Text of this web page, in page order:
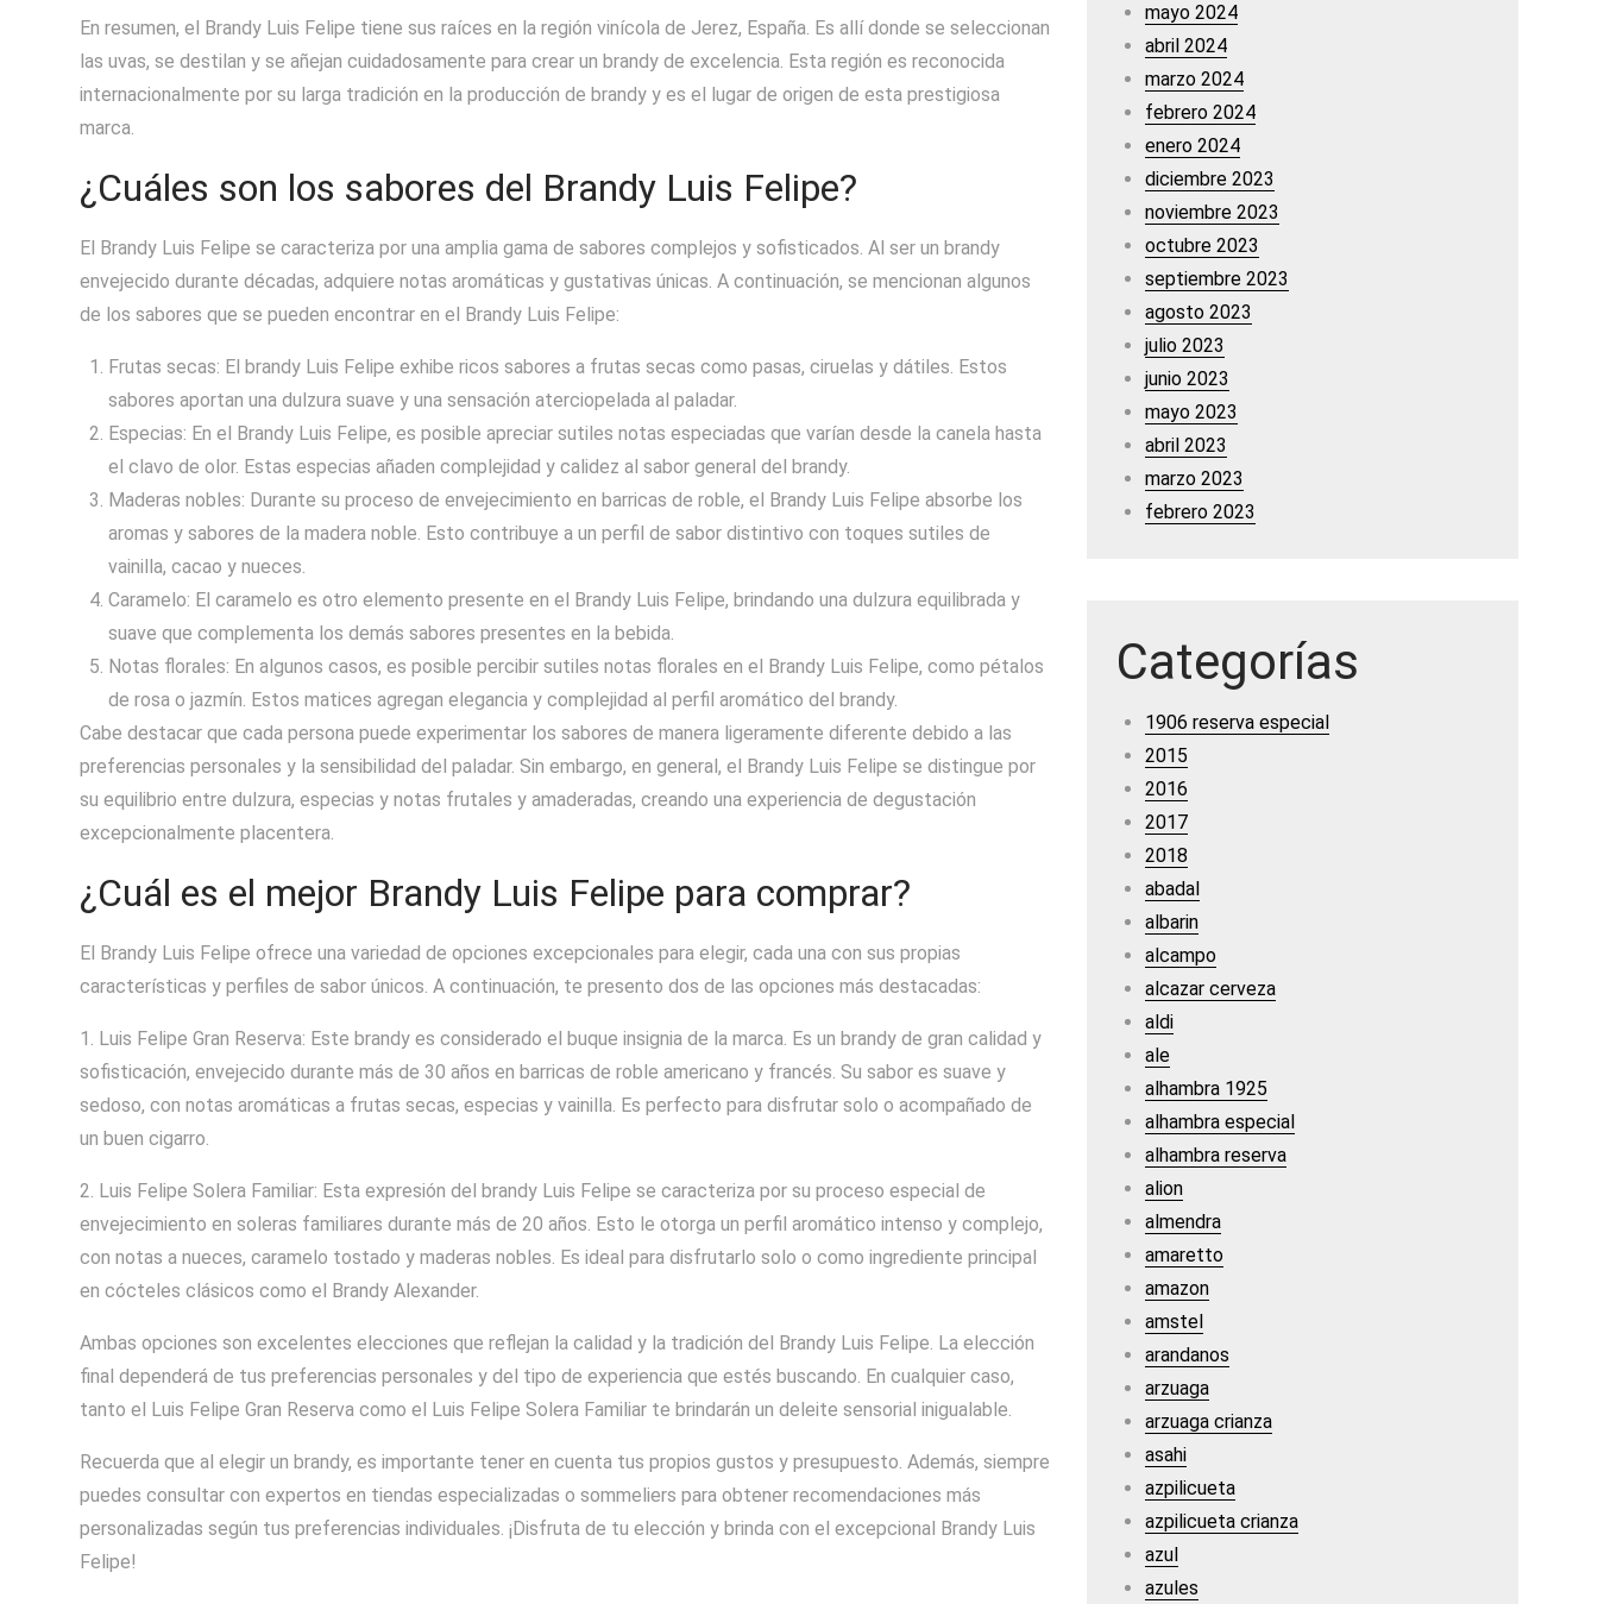
En resumen, el Brandy Luis Felipe tiene sus raíces en la región vinícola de Jerez, España. Es allí donde se seleccionan
las uvas, se destilan y se añejan cuidadosamente para crear un brandy de excelencia. Esta región es reconocida
internacionalmente por su larga tradición en la producción de brandy y es el lugar de origen de esta prestigiosa
marca.
¿Cuáles son los sabores del Brandy Luis Felipe?
El Brandy Luis Felipe se caracteriza por una amplia gama de sabores complejos y sofisticados. Al ser un brandy
envejecido durante décadas, adquiere notas aromáticas y gustativas únicas. A continuación, se mencionan algunos
de los sabores que se pueden encontrar en el Brandy Luis Felipe:
Frutas secas: El brandy Luis Felipe exhibe ricos sabores a frutas secas como pasas, ciruelas y dátiles. Estos
sabores aportan una dulzura suave y una sensación aterciopelada al paladar.
Especias: En el Brandy Luis Felipe, es posible apreciar sutiles notas especiadas que varían desde la canela hasta
el clavo de olor. Estas especias añaden complejidad y calidez al sabor general del brandy.
Maderas nobles: Durante su proceso de envejecimiento en barricas de roble, el Brandy Luis Felipe absorbe los
aromas y sabores de la madera noble. Esto contribuye a un perfil de sabor distintivo con toques sutiles de
vainilla, cacao y nueces.
Caramelo: El caramelo es otro elemento presente en el Brandy Luis Felipe, brindando una dulzura equilibrada y
suave que complementa los demás sabores presentes en la bebida.
Notas florales: En algunos casos, es posible percibir sutiles notas florales en el Brandy Luis Felipe, como pétalos
de rosa o jazmín. Estos matices agregan elegancia y complejidad al perfil aromático del brandy.
Cabe destacar que cada persona puede experimentar los sabores de manera ligeramente diferente debido a las
preferencias personales y la sensibilidad del paladar. Sin embargo, en general, el Brandy Luis Felipe se distingue por
su equilibrio entre dulzura, especias y notas frutales y amaderadas, creando una experiencia de degustación
excepcionalmente placentera.
¿Cuál es el mejor Brandy Luis Felipe para comprar?
El Brandy Luis Felipe ofrece una variedad de opciones excepcionales para elegir, cada una con sus propias
características y perfiles de sabor únicos. A continuación, te presento dos de las opciones más destacadas:
1. Luis Felipe Gran Reserva: Este brandy es considerado el buque insignia de la marca. Es un brandy de gran calidad y
sofisticación, envejecido durante más de 30 años en barricas de roble americano y francés. Su sabor es suave y
sedoso, con notas aromáticas a frutas secas, especias y vainilla. Es perfecto para disfrutar solo o acompañado de
un buen cigarro.
2. Luis Felipe Solera Familiar: Esta expresión del brandy Luis Felipe se caracteriza por su proceso especial de
envejecimiento en soleras familiares durante más de 20 años. Esto le otorga un perfil aromático intenso y complejo,
con notas a nueces, caramelo tostado y maderas nobles. Es ideal para disfrutarlo solo o como ingrediente principal
en cócteles clásicos como el Brandy Alexander.
Ambas opciones son excelentes elecciones que reflejan la calidad y la tradición del Brandy Luis Felipe. La elección
final dependerá de tus preferencias personales y del tipo de experiencia que estés buscando. En cualquier caso,
tanto el Luis Felipe Gran Reserva como el Luis Felipe Solera Familiar te brindarán un deleite sensorial inigualable.
Recuerda que al elegir un brandy, es importante tener en cuenta tus propios gustos y presupuesto. Además, siempre
puedes consultar con expertos en tiendas especializadas o sommeliers para obtener recomendaciones más
personalizadas según tus preferencias individuales. ¡Disfruta de tu elección y brinda con el excepcional Brandy Luis
Felipe!
mayo 2024
abril 2024
marzo 2024
febrero 2024
enero 2024
diciembre 2023
noviembre 2023
octubre 2023
septiembre 2023
agosto 2023
julio 2023
junio 2023
mayo 2023
abril 2023
marzo 2023
febrero 2023
Categorías
1906 reserva especial
2015
2016
2017
2018
abadal
albarin
alcampo
alcazar cerveza
aldi
ale
alhambra 1925
alhambra especial
alhambra reserva
alion
almendra
amaretto
amazon
amstel
arandanos
arzuaga
arzuaga crianza
asahi
azpilicueta
azpilicueta crianza
azul
azules